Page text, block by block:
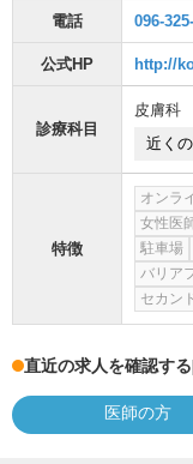
電話 096-
公式HP http://
診療科目
皮膚科
近く
特徴
オンラ
女性医
駐車場
バリア
セカン
直近の求人を確認する
医師の方